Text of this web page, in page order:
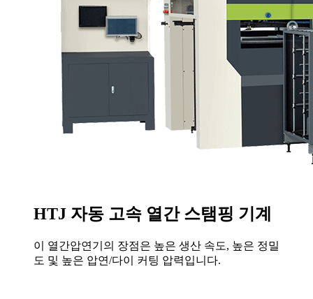
HTJ 자동 고속 열간 스탬핑 기계
이 열간압연기의 장점은 높은 생산 속도, 높은 정밀
도 및 높은 압연/다이 커팅 압력입니다.